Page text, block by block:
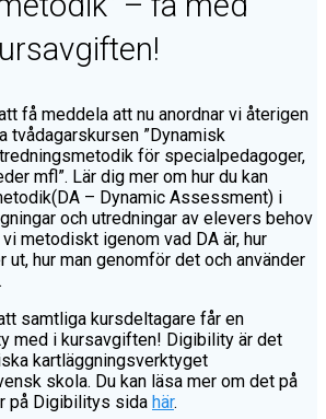
få meddela att nu anordnar vi återigen
tvådagarskursen ”Dynamisk
för specialpedagoger,
mfl”. Lär dig mer om hur du kan
– Dynamic Assessment) i
och utredningar av elevers behov
metodiskt igenom vad DA är, hur
hur man genomför det och använder
samtliga kursdeltagare får en
med i kursavgiften! Digibility är det
kartläggningsverktyget
skola. Du kan läsa mer om det på
på Digibilitys sida här.